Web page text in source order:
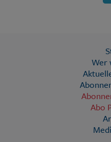
Wer
Abo